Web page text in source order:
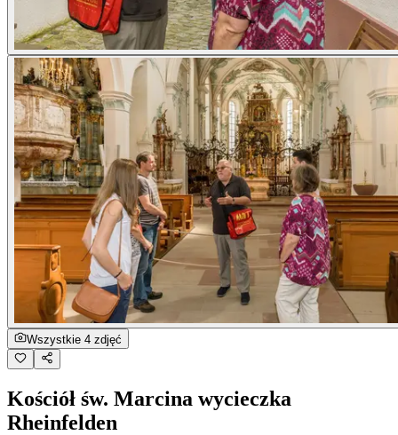
Wszystkie 4 zdjęć
Kościół św. Marcina wycieczka
Rheinfelden